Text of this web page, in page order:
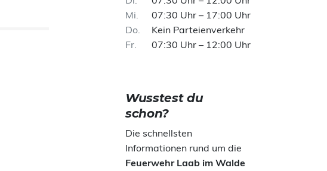
Mi
07:30 Uhr – 17:00 Uhr
Do
Kein Parteienverkehr
Fr
07:30 Uhr – 12:00 Uhr
Wusstest du
schon?
Die schnellsten
Informationen rund um die
Feuerwehr Laab im Walde